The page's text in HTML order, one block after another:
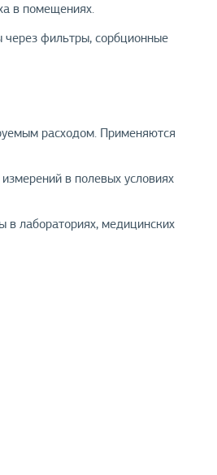
в помещениях.
через фильтры, сорбционные
расходом. Применяются
в полевых условиях
в лабораториях, медицинских